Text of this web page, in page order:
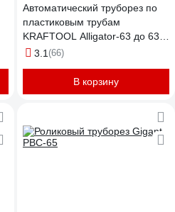
Автоматический труборез по
пластиковым трубам
KRAFTOOL Alligator-63 до 63
мм 23408-63_z01
3.1 (66)
В корзину